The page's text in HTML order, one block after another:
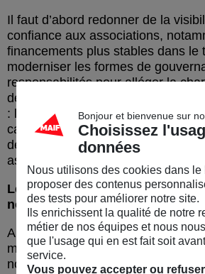
Il faut d’abord redonner de la
confiance aux associations,
financements plus stables dans le
moderniser les formes de
responsabilités pour alléger la
de la présidente. Et puis il y a un
: les entreprises engagées, comme
cadre de leur stratégie RSE,
de consacrer du temps, dans la
associatifs, peut vraiment renforcer
Les associations sont-elles
notre société malgré ce qui les
Absolument. On ne s’en rend pas
mais on croise des associations à
notre vie : à l’école, dans le sport,
Bonjour et bienvenue sur
Choisissez
données
Nous utilisons des cookies dans le
proposer des contenus
des tests pour améliorer notre site.
Ils enrichissent la qualité de notre
métier de nos équipes et nous
que l'usage qui en est fait soit
service.
Vous pouvez accepter ou